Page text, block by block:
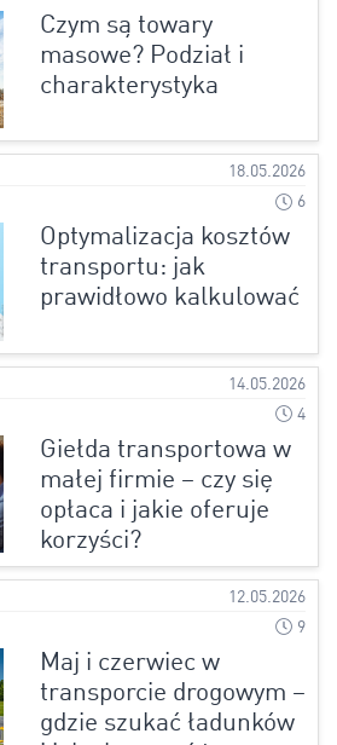
Czym są towary
masowe? Podział i
charakterystyka
18.05.2026
6
Optymalizacja kosztów
transportu: jak
prawidłowo kalkulować
14.05.2026
4
Giełda transportowa w
małej firmie – czy się
opłaca i jakie oferuje
korzyści?
12.05.2026
9
Maj i czerwiec w
transporcie drogowym –
gdzie szukać ładunków